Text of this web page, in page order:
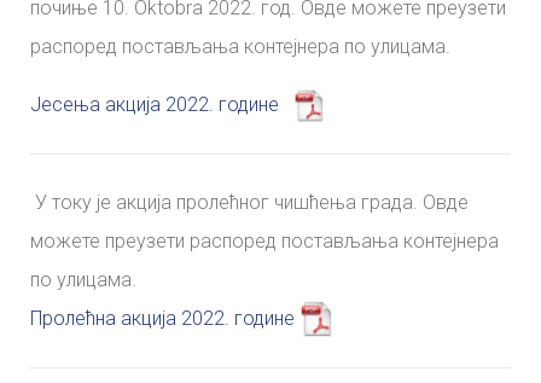
почиње 10. Oktobra 2022. год. Овде можете преузети
распоред постављања контејнера по улицама.
Јесења акција 2022. године
У току је акција пролећног чишћења града. Овде
можете преузети распоред постављања контејнера
по улицама.
Пролећна акција 2022. године